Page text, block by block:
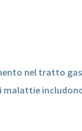
nel tratto
malattie